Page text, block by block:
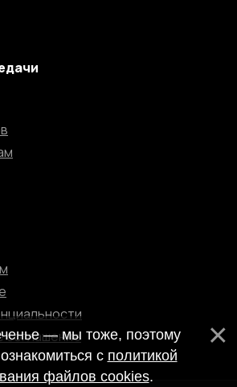
соглашение— мы тоже, поэтому
с политикой
файлов cookies.